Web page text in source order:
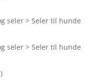
seler > Seler til hunde
seler > Seler til hunde